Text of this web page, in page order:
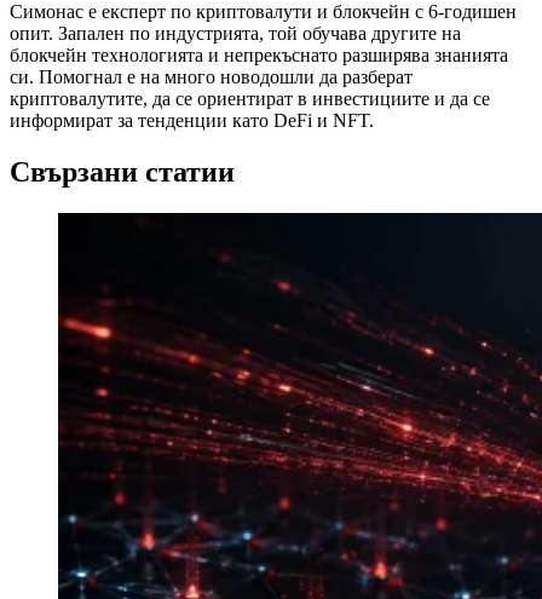
Симонас е експерт по криптовалути и блокчейн с 6-годишен
опит. Запален по индустрията, той обучава другите на
блокчейн технологията и непрекъснато разширява знанията
си. Помогнал е на много новодошли да разберат
криптовалутите, да се ориентират в инвестициите и да се
информират за тенденции като DeFi и NFT.
Свързани статии